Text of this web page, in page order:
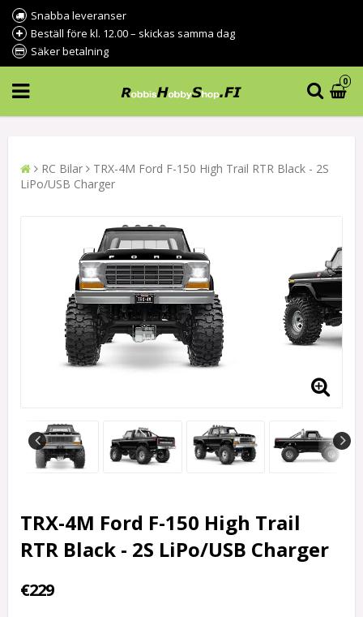
Snabba leveranser
Beställ före kl. 12.00 – skickas samma dag
Säker betalning
0
RC Bilar
TRX-4M Ford F-150 High Trail RTR Black - 2S
LiPo/USB Charger
TRX-4M Ford F-150 High Trail
RTR Black - 2S LiPo/USB Charger
€229